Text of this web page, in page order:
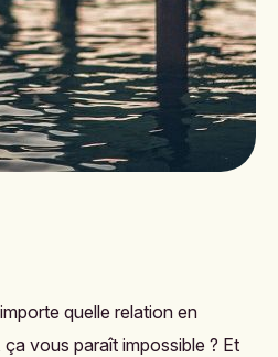
quelle relation en
vous paraît impossible ? Et